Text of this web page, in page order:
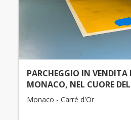
PARCHEGGIO IN VENDITA
MONACO, NEL CUORE
Monaco - Carré d'Or